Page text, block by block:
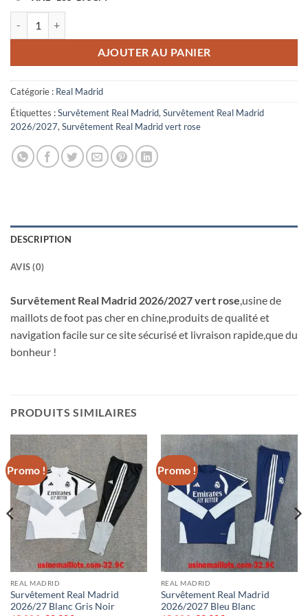
quantité de Survêtement Real Madrid 2026/2027 Vert Rose
AJOUTER AU PANIER
Catégorie : Real Madrid
Étiquettes :Survêtement Real Madrid, Survêtement Real Madrid
2026/2027, Survêtement Real Madrid vert rose
DESCRIPTION
AVIS (0)
Survêtement Real Madrid 2026/2027 vert rose ,usine de
maillots de foot pas cher en chine,produits de qualité et
navigation facile sur ce site sécurisé et livraison rapide,que du
bonheur !
PRODUITS SIMILAIRES
Promo !
REAL MADRID
Survêtement Real Madrid
2026/27 Blanc Gris Noir
Promo !
REAL MADRID
Survêtement Real Madrid
2026/2027 Bleu Blanc